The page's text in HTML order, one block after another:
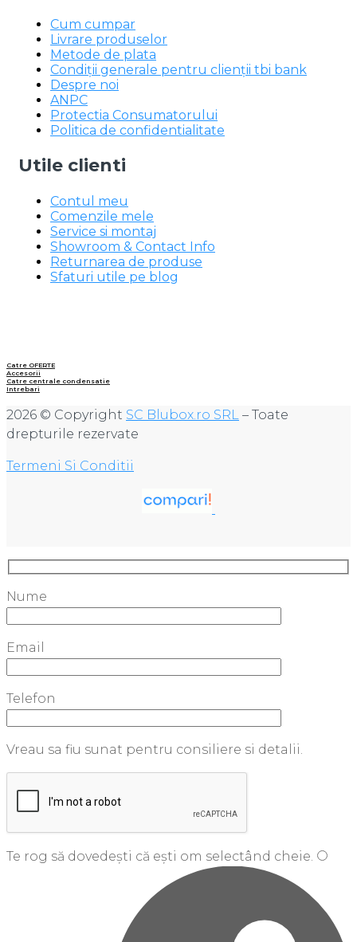
Cum cumpar
Livrare produselor
Metode de plata
Condiții generale pentru clienții tbi bank
Despre noi
ANPC
Protectia Consumatorului
Politica de confidentialitate
Utile clienti
Contul meu
Comenzile mele
Service si montaj
Showroom & Contact Info
Returnarea de produse
Sfaturi utile pe blog
Catre OFERTE
Accesorii
Catre centrale condensatie
Intrebari
2026 © Copyright SC Blubox.ro SRL – Toate
drepturile rezervate
Termeni Si Conditii
Nume
Email
Telefon
Vreau sa fiu sunat pentru consiliere si detalii.
Te rog să dovedești că ești om selectând cheie.